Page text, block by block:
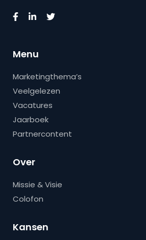
Menu
Marketingthema’s
Veelgelezen
Vacatures
Jaarboek
Partnercontent
Over
Missie & Visie
Colofon
Kansen